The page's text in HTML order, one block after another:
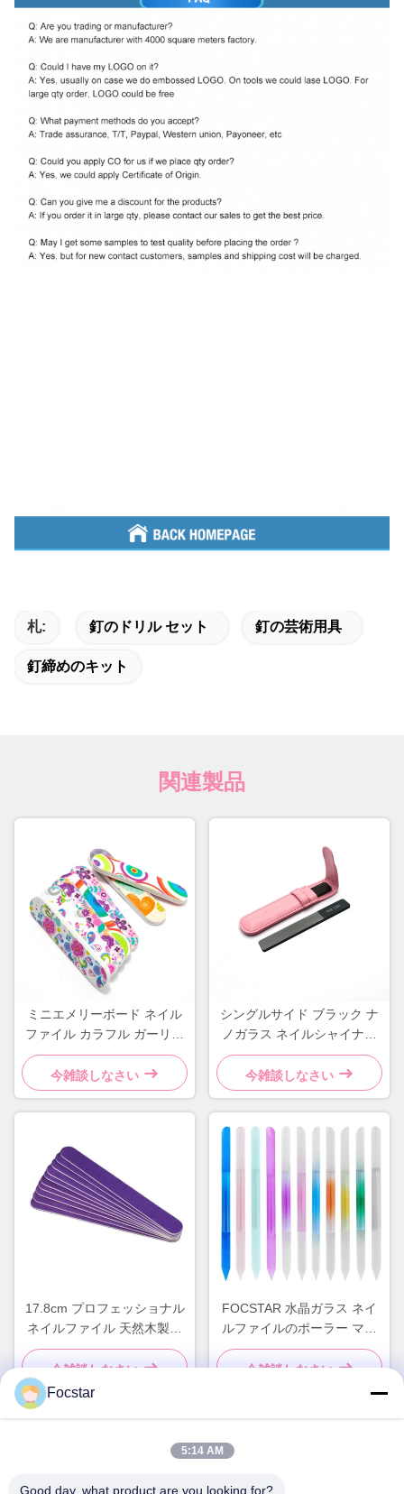
札: 釘のドリル セット 釘の芸術用具
釘締めのキット
関連製品
ミニエメリーボード ネイル
ファイル カラフル ガーリー
フラワーデザイン 耐久性の
あるスポンジ素材
今雑談しなさい
シングルサイド ブラック ナ
ノガラス ネイルシャイナー
革ケース付き プライベート
レーベル クリスタルファイ
ラー
今雑談しなさい
17.8cm プロフェッショナル
ネイルファイル 天然木製ネ
イルファイル 両面
今雑談しなさい
FOCSTAR 水晶ガラス ネイ
ルファイルのポーラー マニ
キュアペン 透明色彩シリン
ダー
今雑談しなさい
Focstar
5:14 AM
Good day, what product are you looking for?